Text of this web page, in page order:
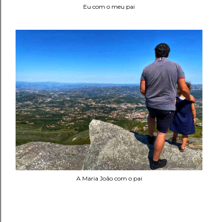
Eu com o meu pai
A Maria João com o pai